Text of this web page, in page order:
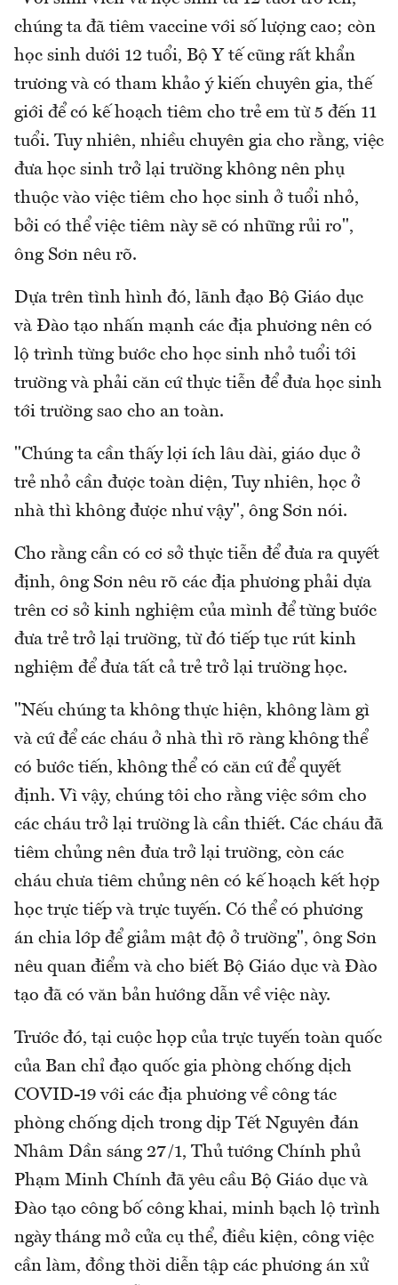
chúng ta đã tiêm vaccine với số lượng cao; còn
học sinh dưới 12 tuổi, Bộ Y tế cũng rất khẩn
trương và có tham khảo ý kiến chuyên gia, thế
giới để có kế hoạch tiêm cho trẻ em từ 5 đến 11
tuổi. Tuy nhiên, nhiều chuyên gia cho rằng, việc
đưa học sinh trở lại trường không nên phụ
thuộc vào việc tiêm cho học sinh ở tuổi nhỏ,
bởi có thể việc tiêm này sẽ có những rủi ro",
ông Sơn nêu rõ.
Dựa trên tình hình đó, lãnh đạo Bộ Giáo dục
và Đào tạo nhấn mạnh các địa phương nên có
lộ trình từng bước cho học sinh nhỏ tuổi tới
trường và phải căn cứ thực tiễn để đưa học sinh
tới trường sao cho an toàn.
"Chúng ta cần thấy lợi ích lâu dài, giáo dục ở
trẻ nhỏ cần được toàn diện, Tuy nhiên, học ở
nhà thì không được như vậy", ông Sơn nói.
Cho rằng cần có cơ sở thực tiễn để đưa ra quyết
định, ông Sơn nêu rõ các địa phương phải dựa
trên cơ sở kinh nghiệm của mình để từng bước
đưa trẻ trở lại trường, từ đó tiếp tục rút kinh
nghiệm để đưa tất cả trẻ trở lại trường học.
"Nếu chúng ta không thực hiện, không làm gì
và cứ để các cháu ở nhà thì rõ ràng không thể
có bước tiến, không thể có căn cứ để quyết
định. Vì vậy, chúng tôi cho rằng việc sớm cho
các cháu trở lại trường là cần thiết. Các cháu đã
tiêm chủng nên đưa trở lại trường, còn các
cháu chưa tiêm chủng nên có kế hoạch kết hợp
học trực tiếp và trực tuyến. Có thể có phương
án chia lớp để giảm mật độ ở trường", ông Sơn
nêu quan điểm và cho biết Bộ Giáo dục và Đào
tạo đã có văn bản hướng dẫn về việc này.
Trước đó, tại cuộc họp của trực tuyến toàn quốc
của Ban chỉ đạo quốc gia phòng chống dịch
COVID-19 với các địa phương về công tác
phòng chống dịch trong dịp Tết Nguyên đán
Nhâm Dần sáng 27/1, Thủ tướng Chính phủ
Phạm Minh Chính đã yêu cầu Bộ Giáo dục và
Đào tạo công bố công khai, minh bạch lộ trình
ngày tháng mở cửa cụ thể, điều kiện, công việc
cần làm, đồng thời diễn tập các phương án xử